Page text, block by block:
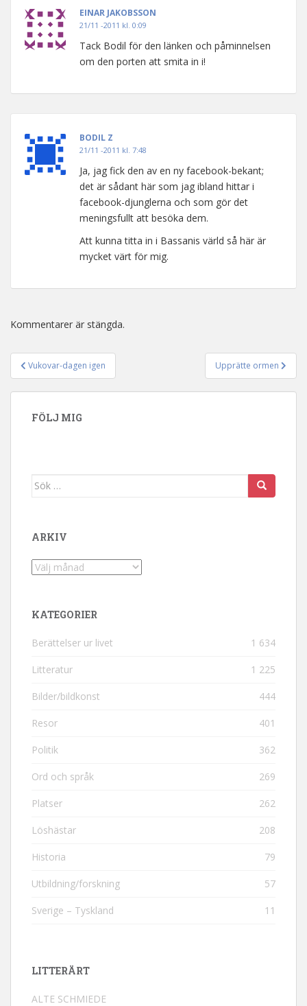
EINAR JAKOBSSON
21/11 -2011 kl. 0:09
Tack Bodil för den länken och påminnelsen
om den porten att smita in i!
BODIL Z
21/11 -2011 kl. 7:48
Ja, jag fick den av en ny facebook-bekant;
det är sådant här som jag ibland hittar i
facebook-djunglerna och som gör det
meningsfullt att besöka dem.
Att kunna titta in i Bassanis värld så här är
mycket värt för mig.
Kommentarer är stängda.
Inläggsnavigering
Vukovar-dagen igen Upprätte ormen
FÖLJ MIG
Sök efter:
ARKIV
Arkiv
KATEGORIER
Berättelser ur livet 1 634
Litteratur 1 225
Bilder/bildkonst 444
Resor 401
Politik 362
Ord och språk 269
Platser 262
Löshästar 208
Historia 79
Utbildning/forskning 57
Sverige – Tyskland 11
LITTERÄRT
ALTE SCHMIEDE